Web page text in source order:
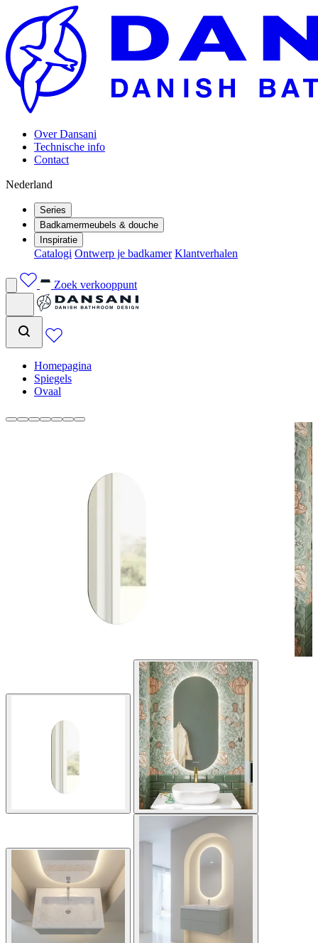
Over Dansani
Technische info
Contact
Nederland
Series
Badkamermeubels & douche
Inspiratie
Catalogi Ontwerp je badkamer Klantverhalen
Zoek verkooppunt
Homepagina
Spiegels
Ovaal